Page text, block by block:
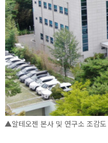
▲알테오젠 본사 및 연구소 조감